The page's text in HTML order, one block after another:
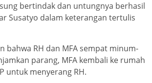
bertindak dan untungnya berhasil
Susatyo dalam keterangan tertulis
bahwa RH dan MFA sempat minum-
parang, MFA kembali ke rumah
untuk menyerang RH.